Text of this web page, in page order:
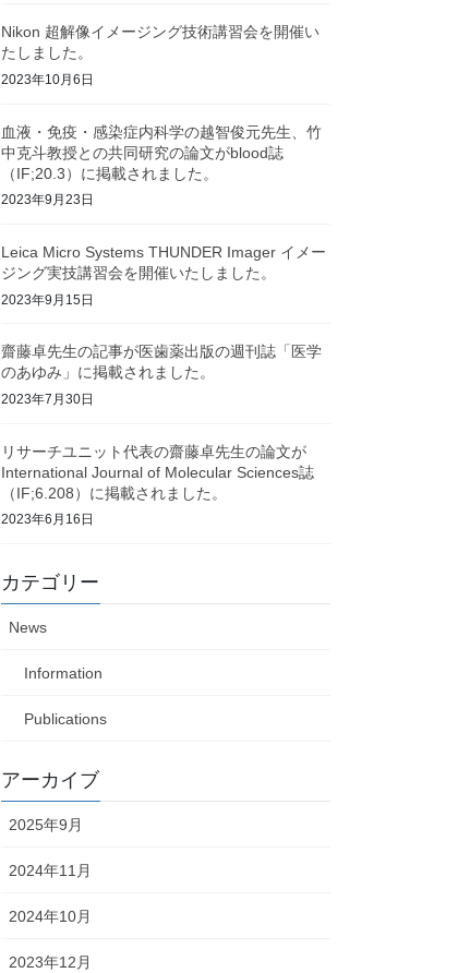
Nikon 超解像イメージング技術講習会を開催い
たしました。
2023年10月6日
血液・免疫・感染症内科学の越智俊元先生、竹
中克斗教授との共同研究の論文がblood誌
（IF;20.3）に掲載されました。
2023年9月23日
Leica Micro Systems THUNDER Imager イメー
ジング実技講習会を開催いたしました。
2023年9月15日
齋藤卓先生の記事が医歯薬出版の週刊誌「医学
のあゆみ」に掲載されました。
2023年7月30日
リサーチユニット代表の齋藤卓先生の論文が
International Journal of Molecular Sciences誌
（IF;6.208）に掲載されました。
2023年6月16日
カテゴリー
News
Information
Publications
アーカイブ
2025年9月
2024年11月
2024年10月
2023年12月